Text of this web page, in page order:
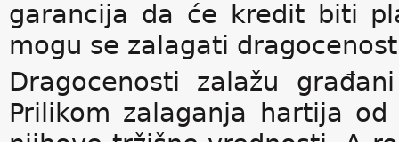
garancija da će kredit biti
mogu se zalagati
Dragocenosti zalažu
Prilikom zalaganja hartija